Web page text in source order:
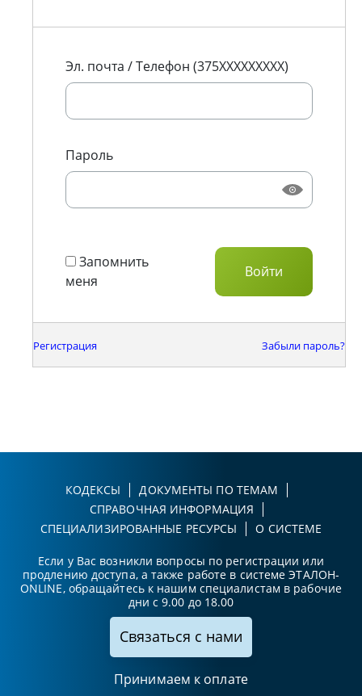
Эл. почта / Телефон (375XXXXXXXXX)
Пароль
Запомнить
меня
Регистрация Забыли пароль?
КОДЕКСЫ
ДОКУМЕНТЫ ПО ТЕМАМ
СПРАВОЧНАЯ ИНФОРМАЦИЯ
СПЕЦИАЛИЗИРОВАННЫЕ РЕСУРСЫ
О СИСТЕМЕ
Если у Вас возникли вопросы по регистрации или
продлению доступа, а также работе в системе ЭТАЛОН-
ONLINE, обращайтесь к нашим специалистам в рабочие
дни с 9.00 до 18.00
Связаться с нами
Принимаем к оплате